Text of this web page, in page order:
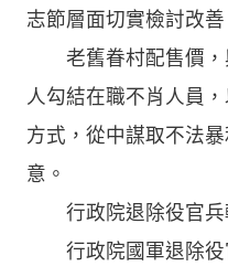
志節層面切實檢討改善
老舊眷村配售價，
人勾結在職不肖人員
方式，從中謀取不法
意。
行政院退除役官兵
行政院國軍退除役